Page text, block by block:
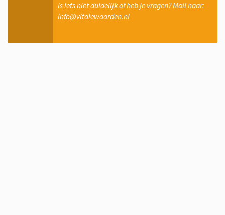
Is iets niet duidelijk of heb je vragen? Mail naar:
info@vitalewaarden.nl